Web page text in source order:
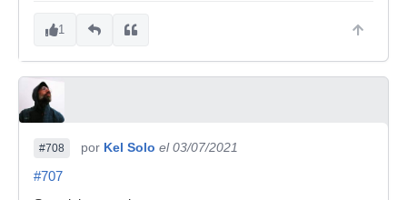
1
#708 por Kel Solo el 03/07/2021
#707